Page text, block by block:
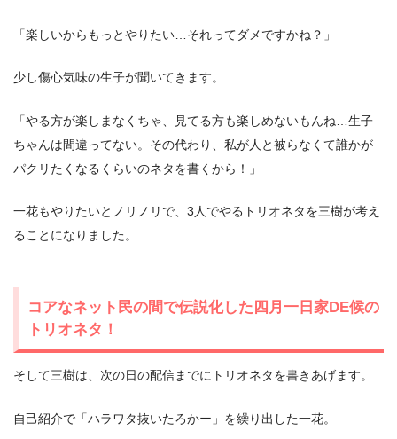
「楽しいからもっとやりたい…それってダメですかね？」
少し傷心気味の生子が聞いてきます。
「やる方が楽しまなくちゃ、見てる方も楽しめないもんね…生子
ちゃんは間違ってない。その代わり、私が人と被らなくて誰かが
パクリたくなるくらいのネタを書くから！」
一花もやりたいとノリノリで、3人でやるトリオネタを三樹が考え
ることになりました。
コアなネット民の間で伝説化した四月一日家DE候の
トリオネタ！
そして三樹は、次の日の配信までにトリオネタを書きあげます。
自己紹介で「ハラワタ抜いたろかー」を繰り出した一花。